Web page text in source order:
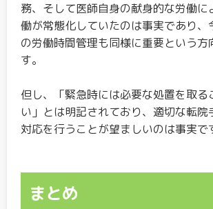
務、そして医師自身の献身的な労働に
働が常態化していたのは事実であり、
の労働時間管理も同様に重要という方
す。
但し、「緊急時には必要な処置を取る
い」とは明記されており、適切な転院
対応を行うことが望ましいのは事実で
まとめ